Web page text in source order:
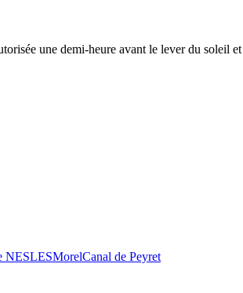
une demi-heure avant le lever du soleil
NESLESMorelCanal de Peyret